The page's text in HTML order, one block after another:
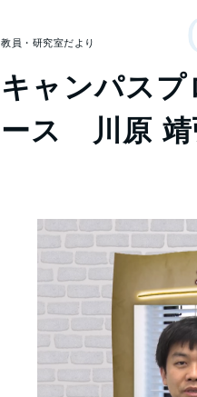
教員・研究室だより
キャンパス
ース 川原 靖